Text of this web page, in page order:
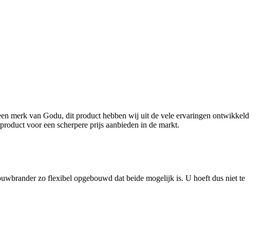
merk van Godu, dit product hebben wij uit de vele ervaringen ontwikkeld
voor een scherpere prijs aanbieden in de markt.
zo flexibel opgebouwd dat beide mogelijk is. U hoeft dus niet te